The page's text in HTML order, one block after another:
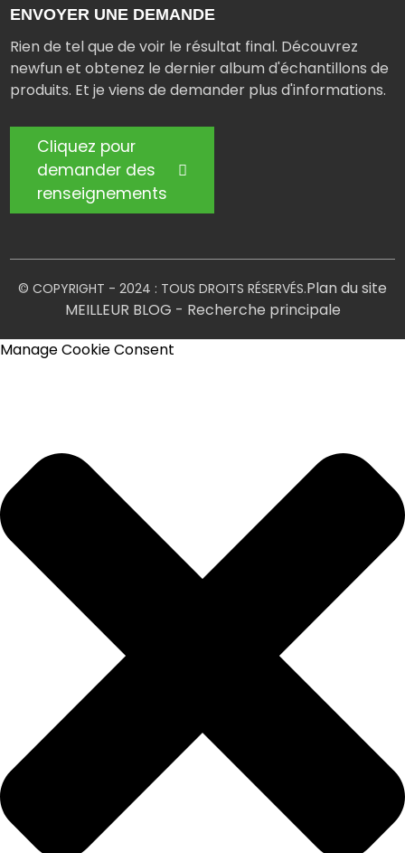
ENVOYER UNE DEMANDE
Rien de tel que de voir le résultat final. Découvrez
newfun et obtenez le dernier album d'échantillons de
produits. Et je viens de demander plus d'informations.
Cliquez pour
demander des
renseignements
© COPYRIGHT - 2024 : TOUS DROITS RÉSERVÉS.Plan du site
MEILLEUR BLOG - Recherche principale
Manage Cookie Consent